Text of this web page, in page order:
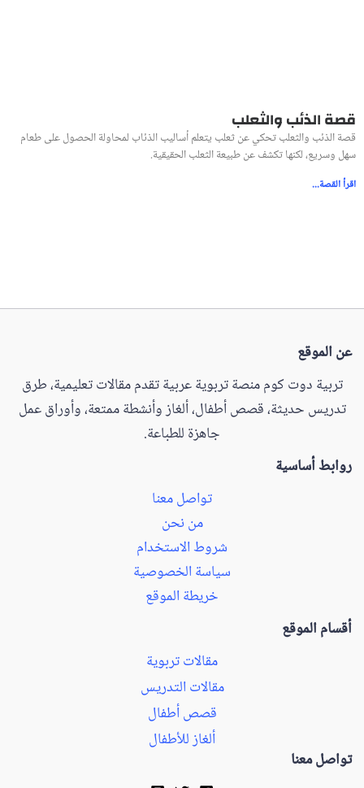
قصة الذئب والثعلب
قصة الذئب والثعلب تحكي عن ثعلب يتعلم أساليب الذئاب لمحاولة الحصول على طعام
سهل وسريع، لكنها تكشف عن طبيعة الثعلب الحقيقية.
اقرأ القصة...
عن الموقع
تربية دوت كوم منصة تربوية عربية تقدم مقالات تعليمية، طرق
تدريس حديثة، قصص أطفال، ألغاز وأنشطة ممتعة، وأوراق عمل
جاهزة للطباعة.
روابط أساسية
تواصل معنا
من نحن
شروط الاستخدام
سياسة الخصوصية
خريطة الموقع
أقسام الموقع
مقالات تربوية
مقالات التدريس
قصص أطفال
ألغاز للأطفال
تواصل معنا